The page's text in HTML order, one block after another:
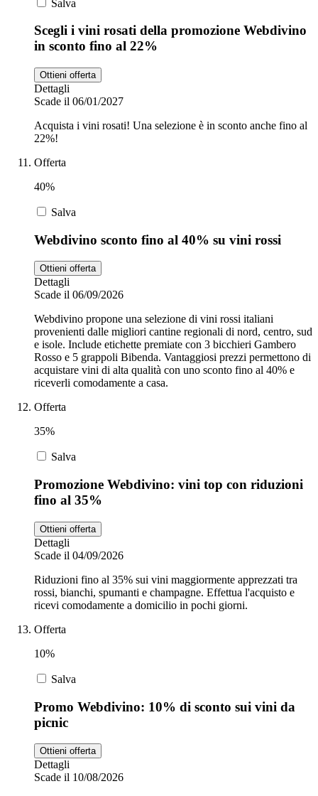
Salva
Scegli i vini rosati della promozione Webdivino
in sconto fino al 22%
Ottieni offerta
Dettagli
Scade il 06/01/2027
Acquista i vini rosati! Una selezione è in sconto anche fino al
22%!
Offerta
40%
Salva
Webdivino sconto fino al 40% su vini rossi
Ottieni offerta
Dettagli
Scade il 06/09/2026
Webdivino propone una selezione di vini rossi italiani
provenienti dalle migliori cantine regionali di nord, centro, sud
e isole. Include etichette premiate con 3 bicchieri Gambero
Rosso e 5 grappoli Bibenda. Vantaggiosi prezzi permettono di
acquistare vini di alta qualità con uno sconto fino al 40% e
riceverli comodamente a casa.
Offerta
35%
Salva
Promozione Webdivino: vini top con riduzioni
fino al 35%
Ottieni offerta
Dettagli
Scade il 04/09/2026
Riduzioni fino al 35% sui vini maggiormente apprezzati tra
rossi, bianchi, spumanti e champagne. Effettua l'acquisto e
ricevi comodamente a domicilio in pochi giorni.
Offerta
10%
Salva
Promo Webdivino: 10% di sconto sui vini da
picnic
Ottieni offerta
Dettagli
Scade il 10/08/2026